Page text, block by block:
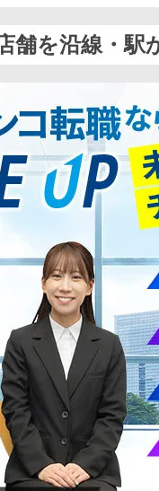
舗を沿線・駅